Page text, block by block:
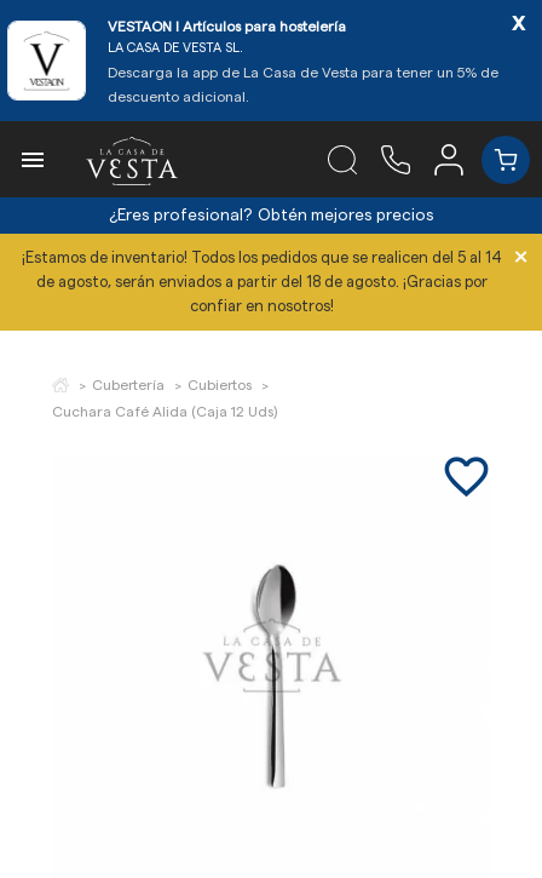
VESTAON l Artículos para hostelería
LA CASA DE VESTA SL.
Descarga la app de La Casa de Vesta para tener un 5% de
descuento adicional.
x

¿Eres profesional? Obtén mejores precios
¡Estamos de inventario! Todos los pedidos que se realicen del 5 al 14
de agosto, serán enviados a partir del 18 de agosto. ¡Gracias por
confiar en nosotros!
×
Cubertería
Cubiertos
Cuchara Café Alida (Caja 12 Uds)
favorite_border